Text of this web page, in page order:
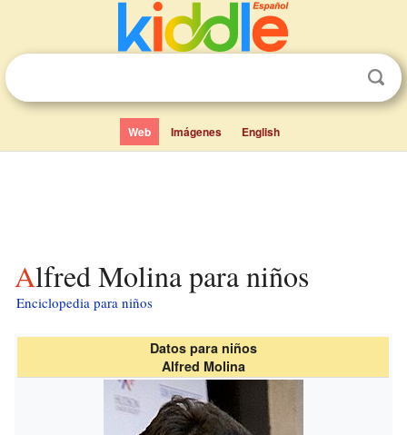
Web Imágenes English
Alfred Molina para niños
Enciclopedia para niños
Datos para niños
Alfred Molina